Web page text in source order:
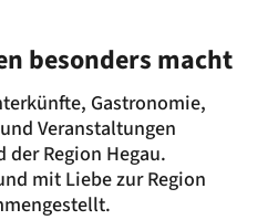
besonders macht
Gastronomie,
Veranstaltungen
der Region Hegau.
mit Liebe zur Region